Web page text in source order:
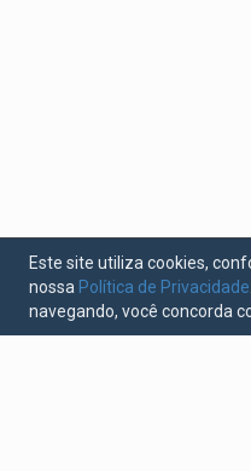
Este site utiliza cookies,
nossa Política de Privacidade
navegando, você concorda